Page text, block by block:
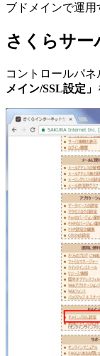
ブドメインで運用
さくらサー
コントロールパ
メイン/SSL設定」